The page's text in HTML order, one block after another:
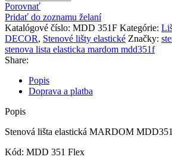
Porovnať
Pridať do zoznamu želaní
Katalógové číslo: MDD 351F Kategórie:
DECOR, Stenové lišty elastické Značky:
stenova lista elasticka mardom mdd351f
Share:
Popis
Doprava a platba
Popis
Stenová lišta elastická MARDOM
Kód: MDD 351 Flex